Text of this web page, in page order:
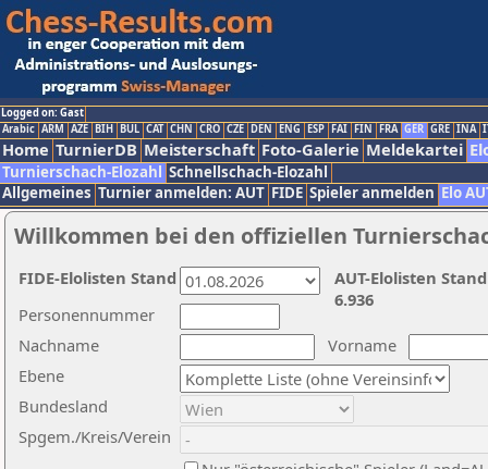
Logged on: Gast
Arabic ARM AZE BIH BUL CAT CHN CRO CZE DEN ENG ESP FAI FIN FRA GER GRE INA
Home TurnierDB Meisterschaft Foto-Galerie Meldekartei
Turnierschach-Elozahl Schnellschach-Elozahl
Allgemeines Turnier anmelden: AUT FIDE Spieler anmelden Elo
Willkommen bei den offiziellen
Nachname
Vorname
Ebene
Personennummer
Bundesland
Spgem./Kreis/Verein
AUT-Elolisten
6.936
FIDE-Elolisten Stand